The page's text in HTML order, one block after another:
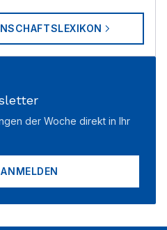
der Woche direkt in Ihr